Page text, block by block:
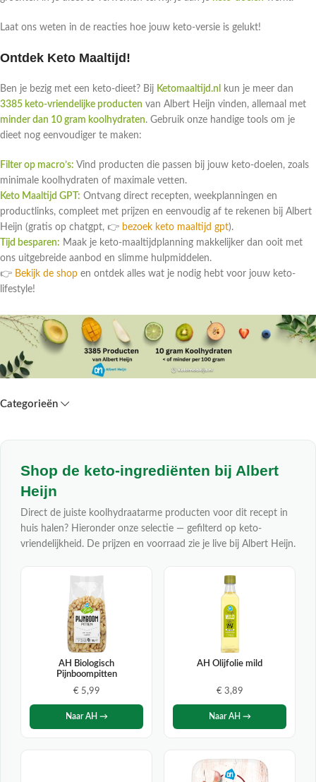
Laat ons weten in de reacties hoe jouw keto-versie is gelukt!
Ontdek Keto Maaltijd!
Ben je bezig met een keto-dieet? Bij Ketomaaltijd.nl
kun je meer dan
3385 keto-vriendelijke producten van Albert Heijn vinden, allemaal met
minder dan 10 gram koolhydraten. Gebruik onze handige tools om je
dieet nog eenvoudiger te maken:
Filter op macro’s: Vind producten die passen bij jouw keto-doelen, zoals
minimale koolhydraten of maximale vetten.
Keto Maaltijd GPT: Ontvang direct recepten, weekplanningen en
productlinks, compleet met prijzen en eenvoudig af te rekenen bij Albert
Heijn (gratis op chatgpt, 👉 bezoek keto maaltijd gpt).
Tijd besparen: Maak je keto-maaltijdplanning makkelijker dan ooit met
ons uitgebreide aanbod en slimme hulpmiddelen.
👉 Bekijk de shop en ontdek alles wat je nodig hebt voor jouw keto-
lifestyle!
Categorieën
Shop de keto-ingrediënten bij Albert
Heijn
Direct de juiste koolhydraatarme producten voor dit recept in
huis halen? Hieronder onze selectie — gefilterd op keto-
vriendelijkheid. De prijzen en voorraad zie je live bij Albert Heijn.
AH Biologisch
Pijnboompitten
€ 5,99
Naar AH →
AH Olijfolie mild
€ 3,89
Naar AH →